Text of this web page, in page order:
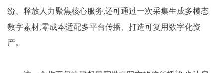
纷、释放人力聚焦核心服务,还可通过一次采集生成多模态
数字素材,零成本适配多平台传播、打造可复用数字化资
产。